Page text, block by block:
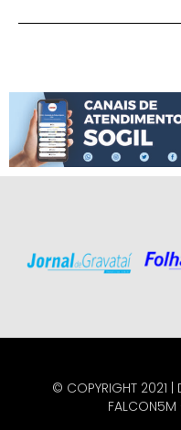
© COPYRIGHT 2021 |
FALCON5M